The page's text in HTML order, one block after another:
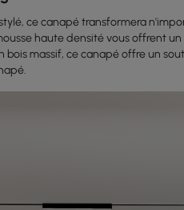
ce canapé transformera
haute densité vous offrent
bois massif, ce canapé offre un